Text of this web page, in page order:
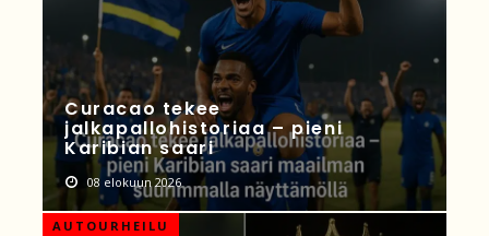
Curacao tekee
jalkapallohistoriaa – pieni
Karibian saari
08 elokuun 2026
AUTOURHEILU